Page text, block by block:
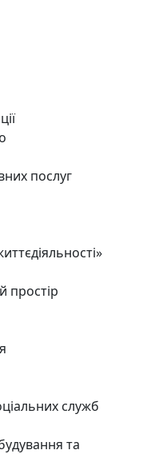
послуг
простір
служб
та